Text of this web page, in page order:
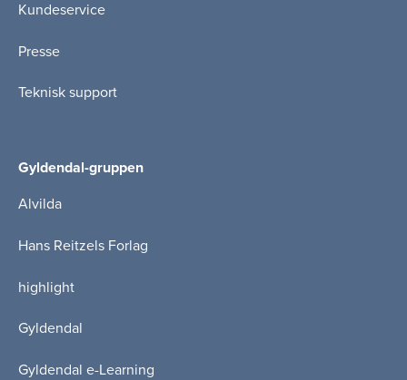
Kundeservice
Presse
Teknisk support
Gyldendal-gruppen
Alvilda
Hans Reitzels Forlag
highlight
Gyldendal
Gyldendal e-Learning